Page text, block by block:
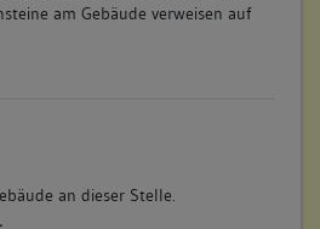
am Gebäude verweisen auf
an dieser Stelle.